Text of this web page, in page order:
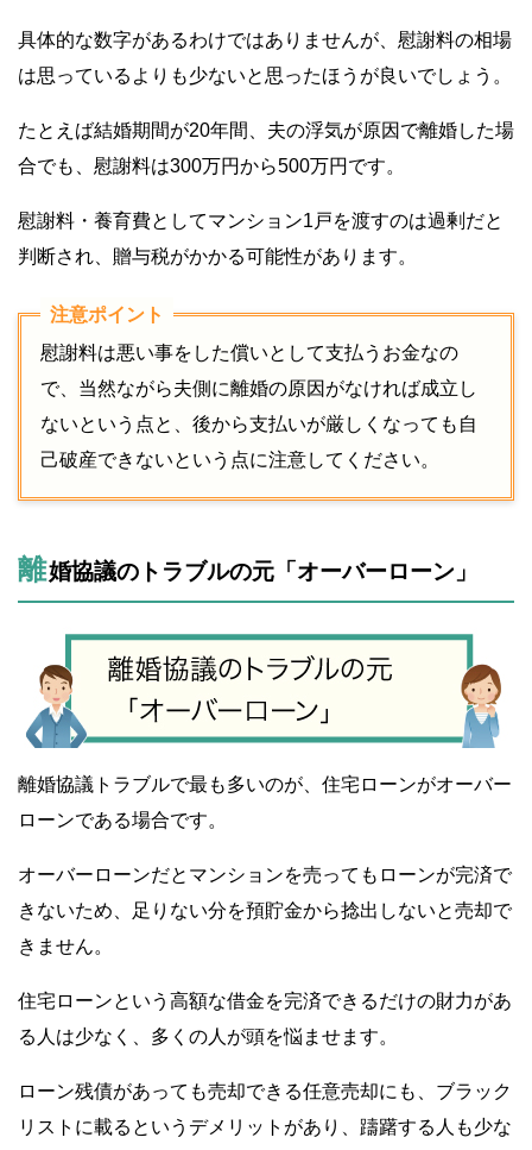
具体的な数字があるわけではありませんが、慰謝料の相場
は思っているよりも少ないと思ったほうが良いでしょう。
たとえば結婚期間が20年間、夫の浮気が原因で離婚した場
合でも、慰謝料は300万円から500万円です。
慰謝料・養育費としてマンション1戸を渡すのは過剰だと
判断され、贈与税がかかる可能性があります。
慰謝料は悪い事をした償いとして支払うお金なの
で、当然ながら夫側に離婚の原因がなければ成立し
ないという点と、後から支払いが厳しくなっても自
己破産できないという点に注意してください。
離婚協議のトラブルの元「オーバーローン」
離婚協議トラブルで最も多いのが、住宅ローンがオーバー
ローンである場合です。
オーバーローンだとマンションを売ってもローンが完済で
きないため、足りない分を預貯金から捻出しないと売却で
きません。
住宅ローンという高額な借金を完済できるだけの財力があ
る人は少なく、多くの人が頭を悩ませます。
ローン残債があっても売却できる任意売却にも、ブラック
リストに載るというデメリットがあり、躊躇する人も少な